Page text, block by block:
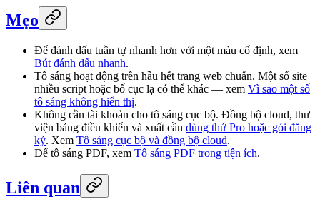
Mẹo
Để đánh dấu tuần tự nhanh hơn với một màu cố định, xem
Bút đánh dấu nhanh.
Tô sáng hoạt động trên hầu hết trang web chuẩn. Một số site
nhiều script hoặc bố cục lạ có thể khác — xem Vì sao một số
tô sáng không hiển thị.
Không cần tài khoản cho tô sáng cục bộ. Đồng bộ cloud, thư
viện bảng điều khiển và xuất cần dùng thử Pro hoặc gói đăng
ký. Xem Tô sáng cục bộ và đồng bộ cloud.
Để tô sáng PDF, xem Tô sáng PDF trong tiện ích.
Liên quan